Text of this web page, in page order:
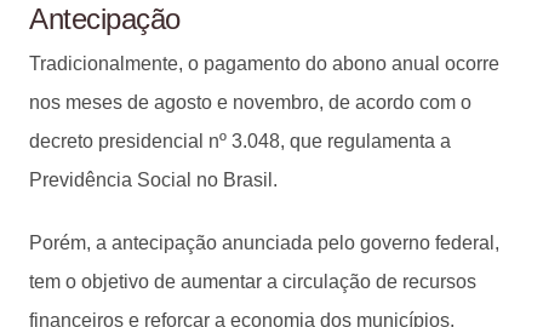
Antecipação
Tradicionalmente, o pagamento do abono anual ocorre
nos meses de agosto e novembro, de acordo com o
decreto presidencial nº 3.048, que regulamenta a
Previdência Social no Brasil.
Porém, a antecipação anunciada pelo governo federal,
tem o objetivo de aumentar a circulação de recursos
financeiros e reforçar a economia dos municípios.